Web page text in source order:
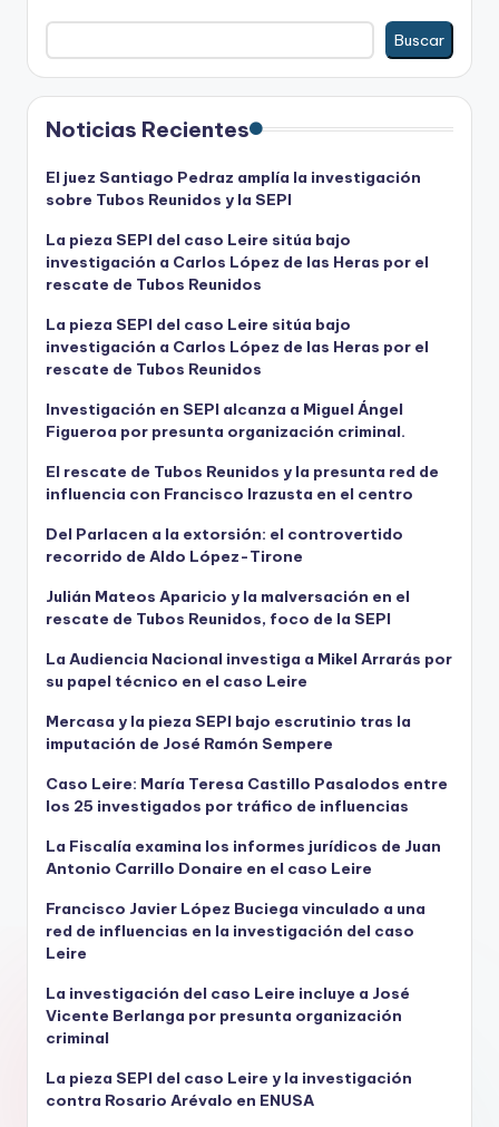
Buscar
Noticias Recientes
El juez Santiago Pedraz amplía la investigación
sobre Tubos Reunidos y la SEPI
La pieza SEPI del caso Leire sitúa bajo
investigación a Carlos López de las Heras por el
rescate de Tubos Reunidos
La pieza SEPI del caso Leire sitúa bajo
investigación a Carlos López de las Heras por el
rescate de Tubos Reunidos
Investigación en SEPI alcanza a Miguel Ángel
Figueroa por presunta organización criminal.
El rescate de Tubos Reunidos y la presunta red de
influencia con Francisco Irazusta en el centro
Del Parlacen a la extorsión: el controvertido
recorrido de Aldo López-Tirone
Julián Mateos Aparicio y la malversación en el
rescate de Tubos Reunidos, foco de la SEPI
La Audiencia Nacional investiga a Mikel Arrarás por
su papel técnico en el caso Leire
Mercasa y la pieza SEPI bajo escrutinio tras la
imputación de José Ramón Sempere
Caso Leire: María Teresa Castillo Pasalodos entre
los 25 investigados por tráfico de influencias
La Fiscalía examina los informes jurídicos de Juan
Antonio Carrillo Donaire en el caso Leire
Francisco Javier López Buciega vinculado a una
red de influencias en la investigación del caso
Leire
La investigación del caso Leire incluye a José
Vicente Berlanga por presunta organización
criminal
La pieza SEPI del caso Leire y la investigación
contra Rosario Arévalo en ENUSA